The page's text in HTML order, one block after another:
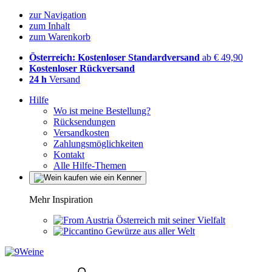
zur Navigation
zum Inhalt
zum Warenkorb
Österreich: Kostenloser Standardversand ab € 49,90
Kostenloser Rückversand
24 h Versand
Hilfe
Wo ist meine Bestellung?
Rücksendungen
Versandkosten
Zahlungsmöglichkeiten
Kontakt
Alle Hilfe-Themen
Mehr Inspiration
Österreich mit seiner Vielfalt
Gewürze aus aller Welt